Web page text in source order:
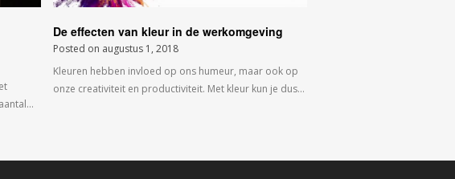
De effecten van kleur in de werkomgeving
Posted on augustus 1, 2018
Kleuren hebben invloed op ons humeur, maar ook op
onze creativiteit en productiviteit. Met kleur kun je dus…